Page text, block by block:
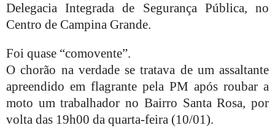
Delegacia Integrada de Segurança Pública, no
Centro de Campina Grande.
Foi quase “comovente”.
O chorão na verdade se tratava de um assaltante
apreendido em flagrante pela PM após roubar a
moto um trabalhador no Bairro Santa Rosa, por
volta das 19h00 da quarta-feira (10/01).